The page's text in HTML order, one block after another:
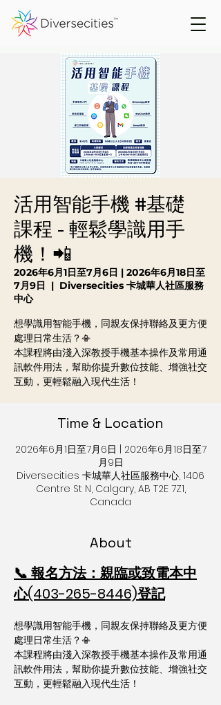
活用智能手機 #基礎
課程 - 輕鬆學識用手
機！📲
2026年6月1日至7月6日 | 2026年6月18日至
7月9日
  |
Diversecities 卡城華人社區服務
中心
想學識用智能手機，同親友保持聯絡及更方便
處理日常生活？📳
本課程將由淺入深教授手機基本操作及常用通
訊軟件用法，幫助你提升數位技能、增強社交
互動，更輕鬆融入現代生活！
Time & Location
2026年6月1日至7月6日 | 2026年6月18日至7
月9日
Diversecities 卡城華人社區服務中心, 1406
Centre St N, Calgary, AB T2E 7Z1,
Canada
About
📞 報名方法：親臨或致電本中
心(403-265-8446)登記
想學識用智能手機，同親友保持聯絡及更方便
處理日常生活？📳
本課程將由淺入深教授手機基本操作及常用通
訊軟件用法，幫助你提升數位技能、增強社交
互動，更輕鬆融入現代生活！